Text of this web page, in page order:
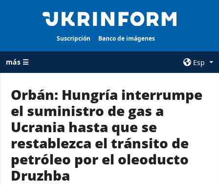
Suscripción Banco de imágenes
más ☰
Esp
TODAS LAS
CATEGORÍAS
Guerra
Reconstrucción
de Ucrania
Política
AGENCIA
sobre la agencia
contacto
condiciones de
suscripción
Orbán: Hungría interrumpe
el suministro de gas a
Ucrania hasta que se
restablezca el tránsito de
petróleo por el oleoducto
Druzhba